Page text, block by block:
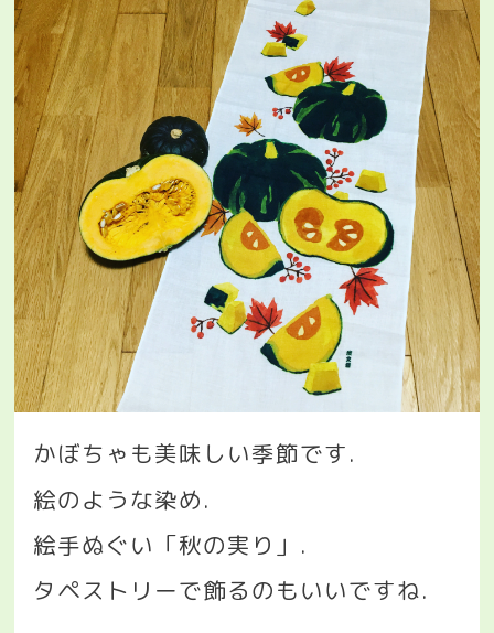
かぼちゃも美味しい季節です.
絵のような染め.
絵手ぬぐい「秋の実り」 .
タペストリーで飾るのもいいですね.